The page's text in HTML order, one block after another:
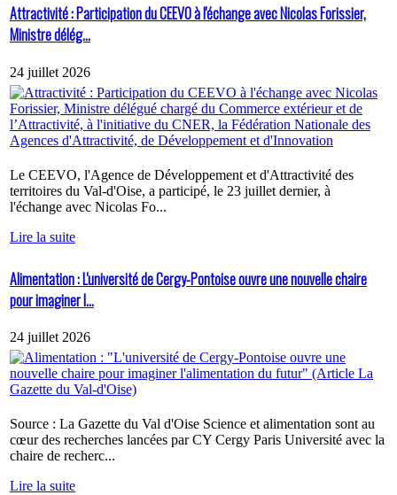
Attractivité : Participation du CEEVO à l'échange avec Nicolas Forissier,
Ministre délég...
24 juillet 2026
Le CEEVO, l'Agence de Développement et d'Attractivité des
territoires du Val-d'Oise, a participé, le 23 juillet dernier, à
l'échange avec Nicolas Fo...
Lire la suite
Alimentation : L'université de Cergy-Pontoise ouvre une nouvelle chaire
pour imaginer l...
24 juillet 2026
Source : La Gazette du Val d'Oise Science et alimentation sont au
cœur des recherches lancées par CY Cergy Paris Université avec la
chaire de recherc...
Lire la suite